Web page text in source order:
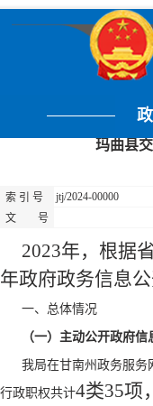
玛曲县
索 引 号 jtj/2024-00000
文 号
2023年，根据
年政府政务信息
一、总体情况
（一）主动公开政府信
我局在甘南州政务服务
行政职权共计4类35项